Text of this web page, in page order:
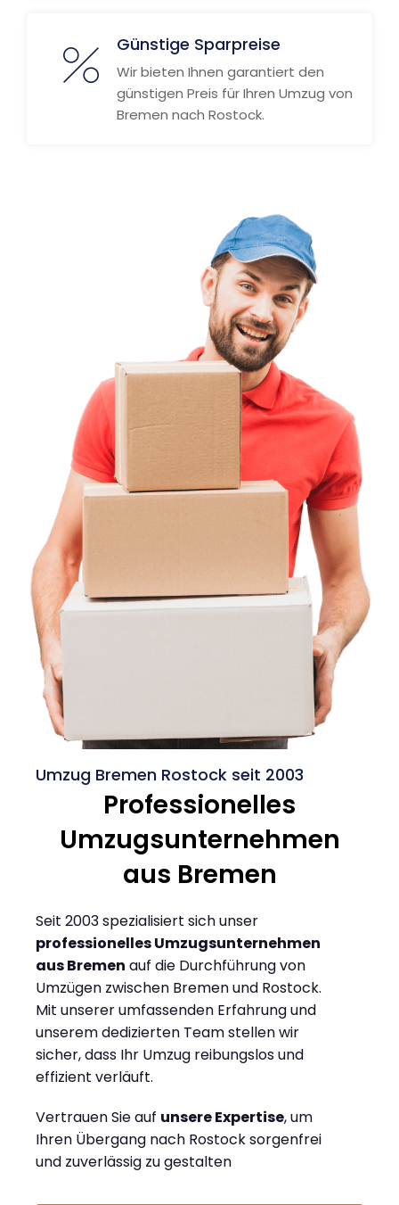
Günstige Sparpreise
Wir bieten Ihnen garantiert den
günstigen Preis für Ihren Umzug von
Bremen nach Rostock.
Umzug Bremen Rostock seit 2003
Professionelles
Umzugsunternehmen
aus Bremen
Seit 2003 spezialisiert sich unser
professionelles Umzugsunternehmen
aus Bremen auf die Durchführung von
Umzügen zwischen Bremen und Rostock.
Mit unserer umfassenden Erfahrung und
unserem dedizierten Team stellen wir
sicher, dass Ihr Umzug reibungslos und
effizient verläuft.
Vertrauen Sie auf unsere Expertise, um
Ihren Übergang nach Rostock sorgenfrei
und zuverlässig zu gestalten